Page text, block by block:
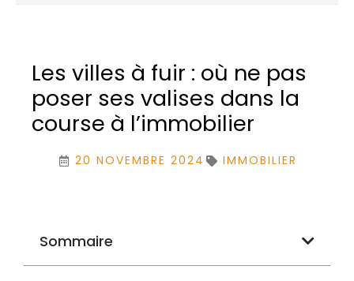
Les villes à fuir : où ne pas
poser ses valises dans la
course à l’immobilier
20 NOVEMBRE 2024 IMMOBILIER
Sommaire